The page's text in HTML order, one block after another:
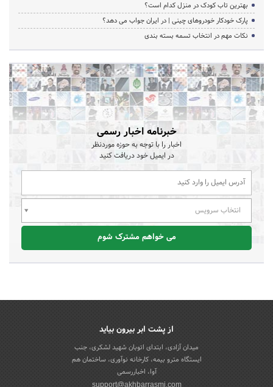
بهترین تاب کودک در منزل کدام است؟
پارک خودکار خودروهای چینی | در ایران جواب می دهد؟
نکات مهم در انتخاب تسمه بسته بندی
خبرنامه اخبار رسمی
اخبار را با توجه به حوزه موردنظر
در ایمیل خود دریافت کنید
انتخاب سرویس
می خواهم مشترک شوم
از پشت ابر بیرون بیاید
میدان آزادی، ابتدای اتوبان شهید لشکری، جنب
ایستگاه مترو بیمه، کارخانه نوآوری، ساختمان هم
آوا، اخباررسمی
support@akhbarrasmi.com